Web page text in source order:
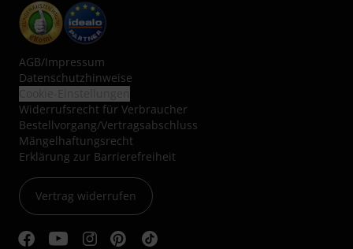
AGB/Impressum
Datenschutzhinweise
Widerrufsrecht für Verbraucher
Bestellvorgang/Vertragsabschluss
Mängelhaftungsrecht
Erklärung zur Barrierefreiheit
Vertrag widerrufen